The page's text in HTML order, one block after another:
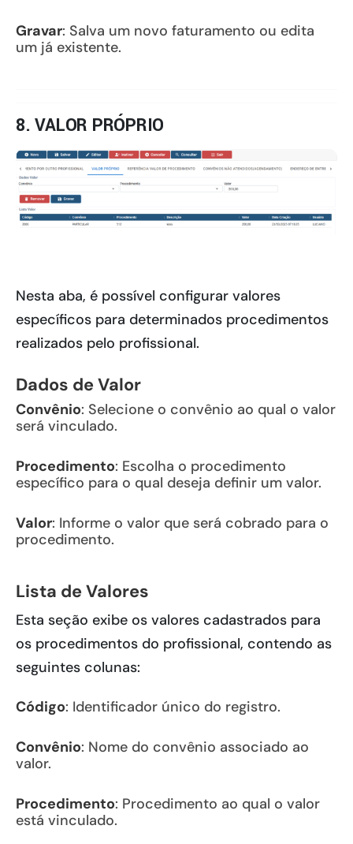
Gravar: Salva um novo faturamento ou edita
um já existente.
8. VALOR PRÓPRIO
Nesta aba, é possível configurar valores
específicos para determinados procedimentos
realizados pelo profissional.
Dados de Valor
Convênio: Selecione o convênio ao qual o valor
será vinculado.
Procedimento: Escolha o procedimento
específico para o qual deseja definir um valor.
Valor: Informe o valor que será cobrado para o
procedimento.
Lista de Valores
Esta seção exibe os valores cadastrados para
os procedimentos do profissional, contendo as
seguintes colunas:
Código: Identificador único do registro.
Convênio: Nome do convênio associado ao
valor.
Procedimento: Procedimento ao qual o valor
está vinculado.